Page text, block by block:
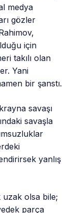
medya
gözler
için
takılı olan
Yani
bir şanstı.
savaşı
savaşla
yanlış
olsa bile;
parça